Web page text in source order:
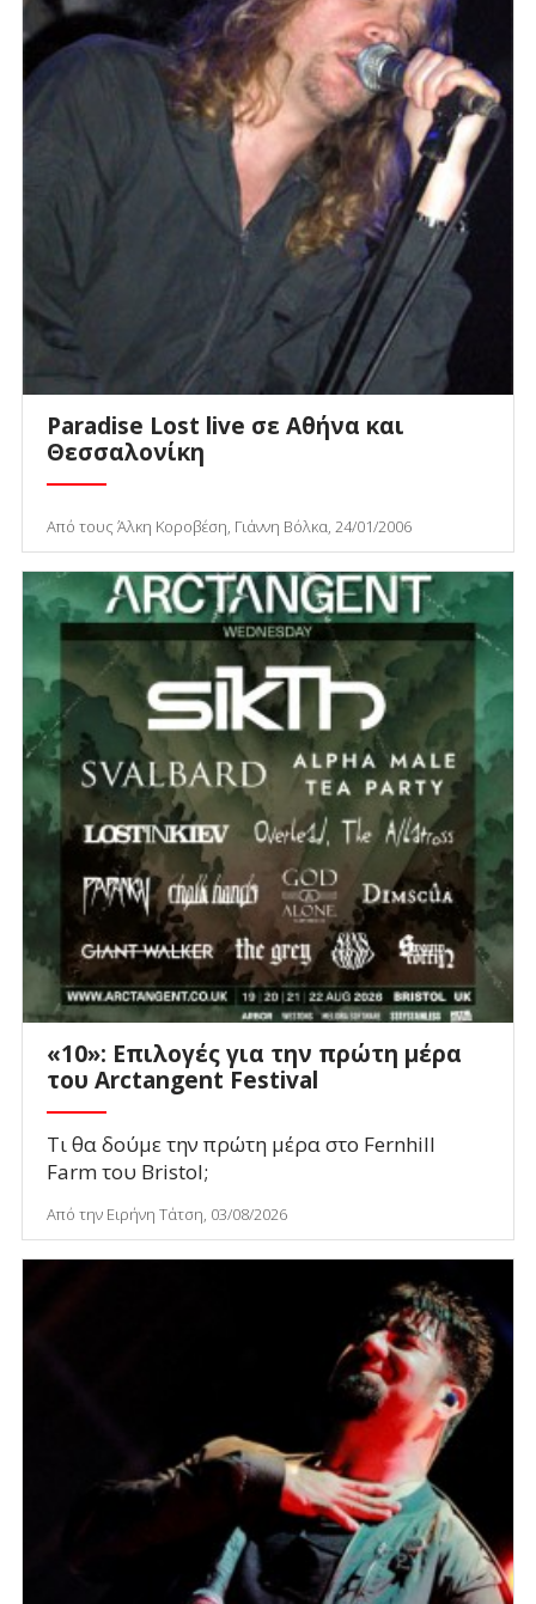
Paradise Lost live σε Αθήνα και
Θεσσαλονίκη
Από τους Άλκη Κοροβέση, Γιάννη Βόλκα, 24/01/2006
«10»: Επιλογές για την πρώτη μέρα
του Arctangent Festival
Τι θα δούμε την πρώτη μέρα στο Fernhill
Farm του Bristol;
Από την Ειρήνη Τάτση, 03/08/2026